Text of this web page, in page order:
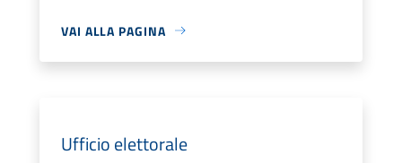
VAI ALLA PAGINA
Ufficio elettorale